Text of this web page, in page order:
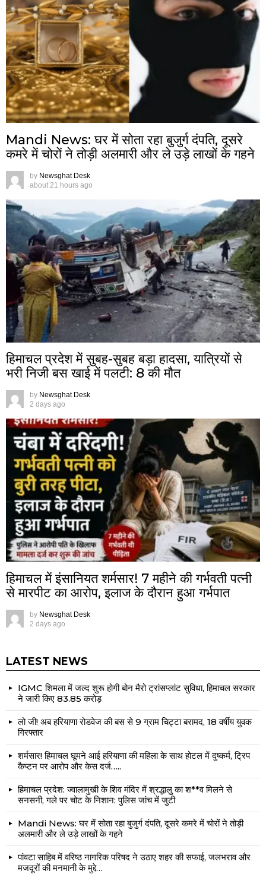
Mandi News: घर में सोता रहा बुजुर्ग दंपति, दूसरे
कमरे में चोरों ने तोड़ी अलमारी और ले उड़े लाखों के गहने
by Newsghat Desk
about 21 hours ago
हिमाचल प्रदेश में सुबह-सुबह बड़ा हादसा, यात्रियों से
भरी निजी बस खाई में पलटी: 8 की मौत
by Newsghat Desk
2 days ago
हिमाचल में इंसानियत शर्मसार! 7 महीने की गर्भवती पत्नी
से मारपीट का आरोप, इलाज के दौरान हुआ गर्भपात
by Newsghat Desk
2 days ago
LATEST NEWS
IGMC शिमला में जल्द शुरू होगी बोन मैरो ट्रांसप्लांट सुविधा, हिमाचल सरकार
ने जारी किए ₹83.85 करोड़
लो जी! अब हरियाणा रोडवेज की बस से 9 ग्राम चिट्टा बरामद, 18 वर्षीय युवक
गिरफ्तार
शर्मसार! हिमाचल घूमने आई हरियाणा की महिला के साथ होटल में दुष्कर्म, ट्रिप
कैप्टन पर आरोप और केस दर्ज…..
हिमाचल प्रदेश: ज्वालामुखी के शिव मंदिर में श्रद्धालु का श**व मिलने से
सनसनी, गले पर चोट के निशान: पुलिस जांच में जुटी
Mandi News: घर में सोता रहा बुजुर्ग दंपति, दूसरे कमरे में चोरों ने तोड़ी
अलमारी और ले उड़े लाखों के गहने
पांवटा साहिब में वरिष्ठ नागरिक परिषद ने उठाए शहर की सफाई, जलभराव और
मजदूरों की मनमानी के मुद्दे…